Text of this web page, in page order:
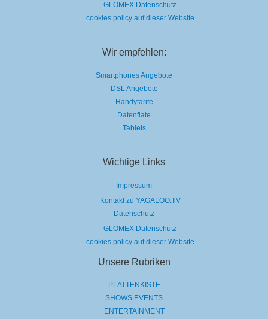
GLOMEX Datenschutz
cookies policy auf dieser Website
Wir empfehlen:
Smartphones Angebote
DSL Angebote
Handytarife
Datenflate
Tablets
Wichtige Links
Impressum
Kontakt zu YAGALOO.TV
Datenschutz
GLOMEX Datenschutz
cookies policy auf dieser Website
Unsere Rubriken
PLATTENKISTE
SHOWS|EVENTS
ENTERTAINMENT